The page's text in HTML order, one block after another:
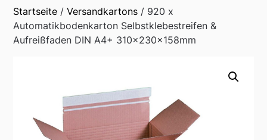
Startseite /Versandkartons / 920 x
Automatikbodenkarton Selbstklebestreifen &
Aufreißfaden DIN A4+ 310x230x158mm